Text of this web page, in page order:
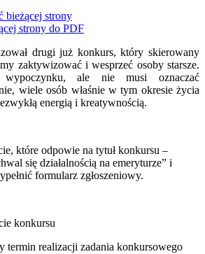
bieżącej strony
strony do PDF
drugi już konkurs, który skierowany
zaktywizować i wesprzeć osoby starsze.
ale nie musi oznaczać
wiele osób właśnie w tym okresie życia
energią i kreatywnością.
które odpowie na tytuł konkursu –
się działalnością na emeryturze” i
formularz zgłoszeniowy.
konkursu
termin realizacji zadania konkursowego